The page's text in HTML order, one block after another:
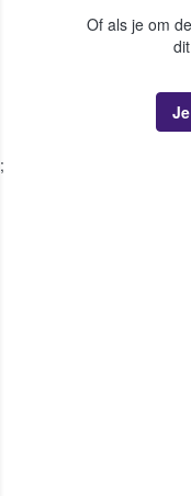
Of als je om
;